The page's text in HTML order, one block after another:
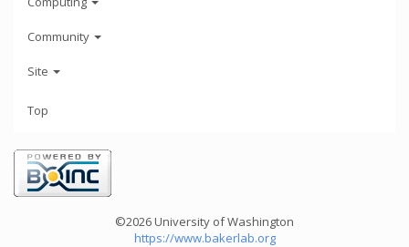
Community
Site
Top
©2026 University of Washington
https://www.bakerlab.org